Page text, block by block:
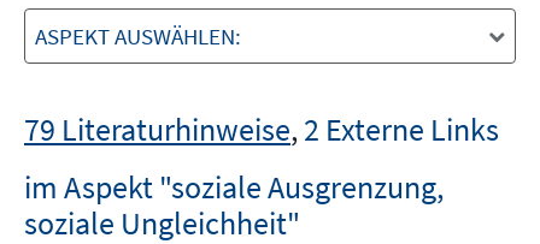
ASPEKT AUSWÄHLEN:
79 Literaturhinweise,2 Externe Links
im Aspekt "soziale Ausgrenzung,
soziale Ungleichheit"